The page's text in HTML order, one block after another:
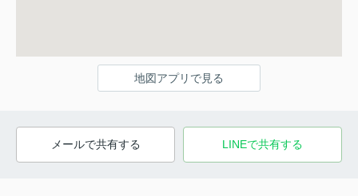
地図アプリで見る
メールで共有する LINEで共有する